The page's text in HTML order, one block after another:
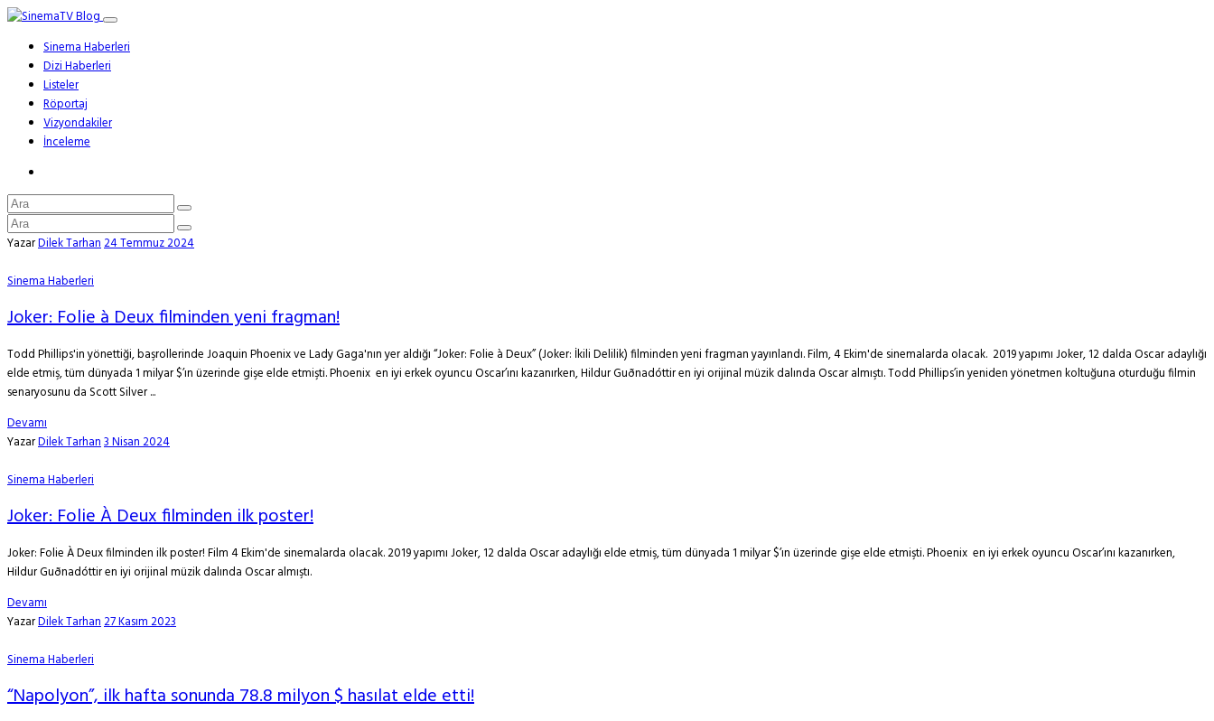
Sinema Haberleri
Dizi Haberleri
Listeler
Röportaj
Vizyondakiler
İnceleme
YazarDilek Tarhan24 Temmuz 2024
Sinema Haberleri
Joker: Folie à Deux filminden yeni fragman!
Todd Phillips'in yönettiği, başrollerinde Joaquin Phoenix ve Lady Gaga'nın yer aldığı “Joker: Folie à Deux” (Joker: İkili Delilik) filminden yeni fragman yayınlandı. Film, 4 Ekim'de sinemalarda olacak. 2019 yapımı Joker, 12 dalda Oscar adaylığı
elde etmiş, tüm dünyada 1 milyar $’ın üzerinde gişe elde etmişti. Phoenix en iyi erkek oyuncu Oscar’ını kazanırken, Hildur Guðnadóttir en iyi orijinal müzik dalında Oscar almıştı. Todd Phillips’in yeniden yönetmen koltuğuna oturduğu filmin
senaryosunu da Scott Silver ...
Devamı
YazarDilek Tarhan3 Nisan 2024
Sinema Haberleri
Joker: Folie À Deux filminden ilk poster!
Joker: Folie À Deux filminden ilk poster! Film 4 Ekim'de sinemalarda olacak. 2019 yapımı Joker, 12 dalda Oscar adaylığı elde etmiş, tüm dünyada 1 milyar $’ın üzerinde gişe elde etmişti. Phoenix en iyi erkek oyuncu Oscar’ını kazanırken,
Hildur Guðnadóttir en iyi orijinal müzik dalında Oscar almıştı.
Devamı
YazarDilek Tarhan27 Kasım 2023
Sinema Haberleri
“Napolyon”, ilk hafta sonunda 78.8 milyon $ hasılat elde etti!